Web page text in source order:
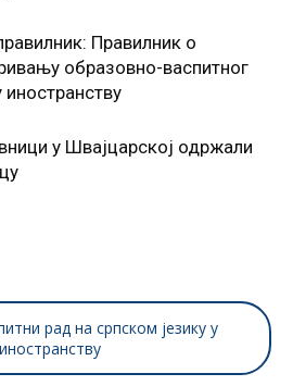
Правилник о
образовно-васпитног
иностранству
у Швајцарској одржали
рад на српском језику у
иностранству